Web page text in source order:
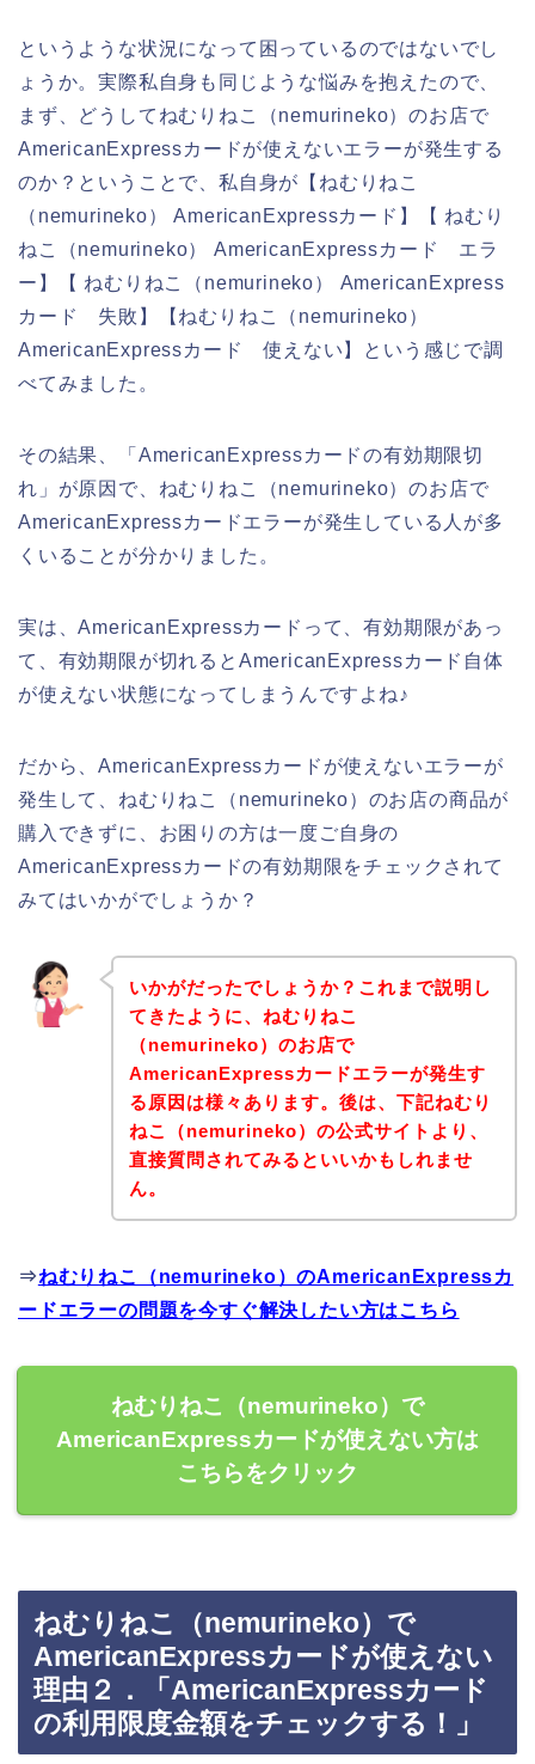
というような状況になって困っているのではないでし
ょうか。実際私自身も同じような悩みを抱えたので、
まず、どうしてねむりねこ（nemurineko）のお店で
AmericanExpressカードが使えないエラーが発生する
のか？ということで、私自身が【ねむりねこ
（nemurineko） AmericanExpressカード】【 ねむり
ねこ（nemurineko） AmericanExpressカード エラ
ー】【 ねむりねこ（nemurineko） AmericanExpress
カード 失敗】【ねむりねこ（nemurineko）
AmericanExpressカード 使えない】という感じで調
べてみました。
その結果、「AmericanExpressカードの有効期限切
れ」が原因で、ねむりねこ（nemurineko）のお店で
AmericanExpressカードエラーが発生している人が多
くいることが分かりました。
実は、AmericanExpressカードって、有効期限があっ
て、有効期限が切れるとAmericanExpressカード自体
が使えない状態になってしまうんですよね♪
だから、AmericanExpressカードが使えないエラーが
発生して、ねむりねこ（nemurineko）のお店の商品が
購入できずに、お困りの方は一度ご自身の
AmericanExpressカードの有効期限をチェックされて
みてはいかがでしょうか？
いかがだったでしょうか？これまで説明し
てきたように、ねむりねこ
（nemurineko）のお店で
AmericanExpressカードエラーが発生す
る原因は様々あります。後は、下記ねむり
ねこ（nemurineko）の公式サイトより、
直接質問されてみるといいかもしれませ
ん。
⇒ねむりねこ（nemurineko）のAmericanExpressカ
ードエラーの問題を今すぐ解決したい方はこちら
ねむりねこ（nemurineko）で
AmericanExpressカードが使えない方は
こちらをクリック
ねむりねこ（nemurineko）で
AmericanExpressカードが使えない
理由２．「AmericanExpressカード
の利用限度金額をチェックする！」